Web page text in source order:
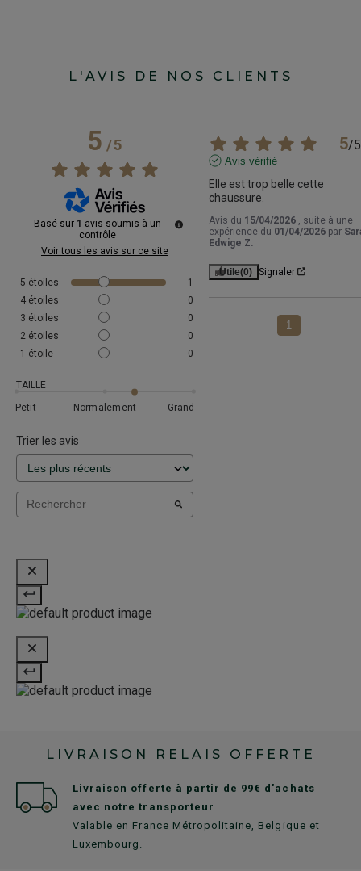
L'AVIS DE NOS CLIENTS
5/5
Basé sur 1 avis soumis à un
contrôle
Voir tous les avis sur ce site
5 étoiles
1
4 étoiles
0
3 étoiles
0
2 étoiles
0
1 étoile 0
TAILLE
Petit
Normalement Grand
Trier les avis
5/5
Avis vérifié
Elle est trop belle cette
chaussure.
Avis du 15/04/2026
, suite à une
expérience du 01/04/2026 par
Edwige Z.
Utile(0) Signaler
1
LIVRAISON RELAIS OFFERTE
Livraison offerte à partir de 99€ d'achats
avec notre transporteur
Valable en France Métropolitaine, Belgique et
Luxembourg.